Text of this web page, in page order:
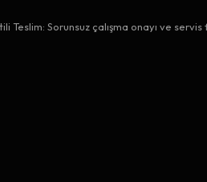
Teslim: Sorunsuz çalışma onayı ve servis